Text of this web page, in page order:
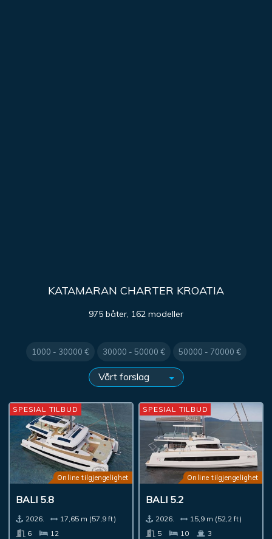
KATAMARAN CHARTER KROATIA
975 båter, 162 modeller
1000 - 30000 € 30000 - 50000 € 50000 - 70000 €
Online tilgjengelighet
BALI 5.8
2026.
17,65 m (57,9 ft)
6
12
SPESIAL TILBUD
Online tilgjengelighet
BALI 5.2
2026.
15,9 m (52,2 ft)
5
10
3
SPESIAL TILBUD